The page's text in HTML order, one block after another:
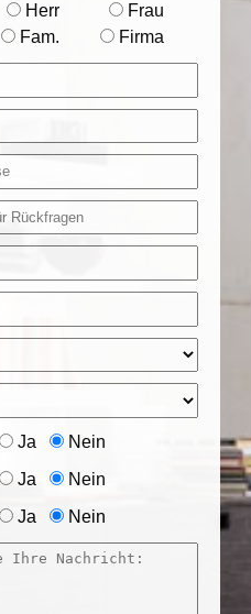
Herr
Frau
Fam.
Firma
Ja Nein
Ja Nein
Ja Nein